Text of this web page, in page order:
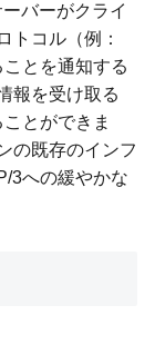
バーがクライ
トコル（例：
とを通知する
報を受け取る
とができま
の既存のインフ
3への緩やかな